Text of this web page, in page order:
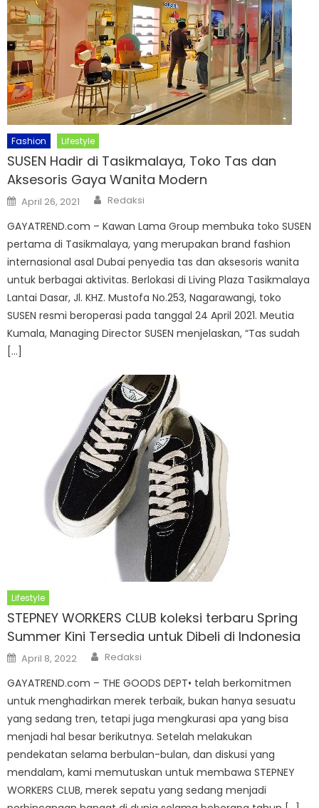
Fashion Lifestyle
SUSEN Hadir di Tasikmalaya, Toko Tas dan
Aksesoris Gaya Wanita Modern
Posted
on
April 26, 2021 Author
Redaksi
GAYATREND.com – Kawan Lama Group membuka toko SUSEN
pertama di Tasikmalaya, yang merupakan brand fashion
internasional asal Dubai penyedia tas dan aksesoris wanita
untuk berbagai aktivitas. Berlokasi di Living Plaza Tasikmalaya
Lantai Dasar, Jl. KHZ. Mustofa No.253, Nagarawangi, toko
SUSEN resmi beroperasi pada tanggal 24 April 2021. Meutia
Kumala, Managing Director SUSEN menjelaskan, “Tas sudah
[…]
Lifestyle
STEPNEY WORKERS CLUB koleksi terbaru Spring
Summer Kini Tersedia untuk Dibeli di Indonesia
Posted
on
April 8, 2022 Author
Redaksi
GAYATREND.com – THE GOODS DEPT• telah berkomitmen
untuk menghadirkan merek terbaik, bukan hanya sesuatu
yang sedang tren, tetapi juga mengkurasi apa yang bisa
menjadi hal besar berikutnya. Setelah melakukan
pendekatan selama berbulan-bulan, dan diskusi yang
mendalam, kami memutuskan untuk membawa STEPNEY
WORKERS CLUB, merek sepatu yang sedang menjadi